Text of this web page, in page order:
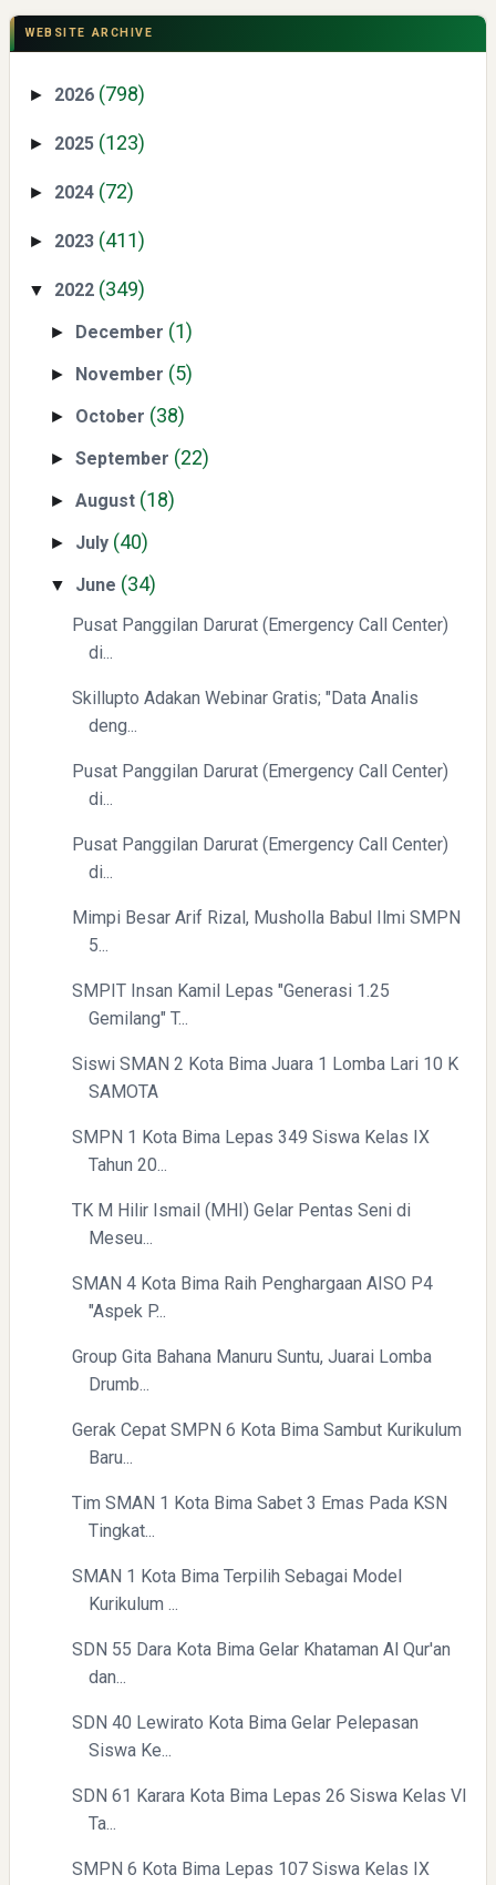
Non-Academic Prominence Versi EduRank 2026
Yaqut Cholil Qoumas: Kisah Inspiratif di Balik Kasus Hukum
Mengenal Dampak Kenaikan Suku Bunga terhadap Bitcoin
(BTC) dan Ekonomi Global
Yaqut Cholil Qoumas: Kisah Inspiratif di Balik Kasus Hukum
Optimisme dan Inspirasi
Ketaatan
Kepatuhan Pajak
Pelajaran Berharga dari Kasus dr. Tifa dan Roy Suryo
WEBSITE ARCHIVE
► 2026 (798)
► 2025 (123)
► 2024 (72)
► 2023 (411)
▼ 2022 (349)
► December (1)
► November (5)
► October (38)
►September (22)
►August (18)
► July (40)
▼ June (34)
Pusat Panggilan Darurat (Emergency Call Center)
di...
Skillupto Adakan Webinar Gratis; "Data Analis
deng...
Pusat Panggilan Darurat (Emergency Call Center)
di...
Pusat Panggilan Darurat (Emergency Call Center)
di...
Mimpi Besar Arif Rizal, Musholla Babul Ilmi SMPN
5...
SMPIT Insan Kamil Lepas "Generasi 1.25
Gemilang" T...
Siswi SMAN 2 Kota Bima Juara 1 Lomba Lari 10 K
SAMOTA
SMPN 1 Kota Bima Lepas 349 Siswa Kelas IX
Tahun 20...
TK M Hilir Ismail (MHI) Gelar Pentas Seni di
Meseu...
SMAN 4 Kota Bima Raih Penghargaan AISO P4
"Aspek P...
Group Gita Bahana Manuru Suntu, Juarai Lomba
Drumb...
Gerak Cepat SMPN 6 Kota Bima Sambut Kurikulum
Baru...
Tim SMAN 1 Kota Bima Sabet 3 Emas Pada KSN
Tingkat...
SMAN 1 Kota Bima Terpilih Sebagai Model
Kurikulum ...
SDN 55 Dara Kota Bima Gelar Khataman Al Qur'an
dan...
SDN 40 Lewirato Kota Bima Gelar Pelepasan
Siswa Ke...
SDN 61 Karara Kota Bima Lepas 26 Siswa Kelas VI
Ta...
SMPN 6 Kota Bima Lepas 107 Siswa Kelas IX